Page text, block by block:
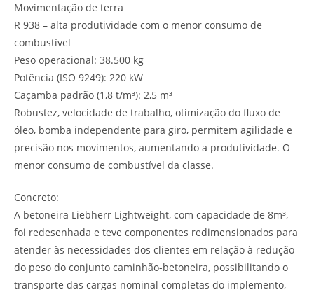
Movimentação de terra
R 938 – alta produtividade com o menor consumo de
combustível
Peso operacional: 38.500 kg
Potência (ISO 9249): 220 kW
Caçamba padrão (1,8 t/m³): 2,5 m³
Robustez, velocidade de trabalho, otimização do fluxo de
óleo, bomba independente para giro, permitem agilidade e
precisão nos movimentos, aumentando a produtividade. O
menor consumo de combustível da classe.
Concreto:
A betoneira Liebherr Lightweight, com capacidade de 8m³,
foi redesenhada e teve componentes redimensionados para
atender às necessidades dos clientes em relação à redução
do peso do conjunto caminhão-betoneira, possibilitando o
transporte das cargas nominal completas do implemento,